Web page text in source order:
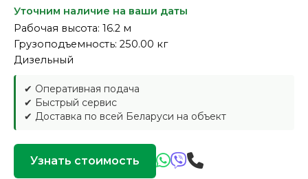
Уточним наличие на ваши даты
Рабочая высота: 16.2 м
Грузоподъемность: 250.00 кг
Дизельный
✔ Оперативная подача
✔ Быстрый сервис
✔ Доставка по всей Беларуси на объект
Узнать стоимость